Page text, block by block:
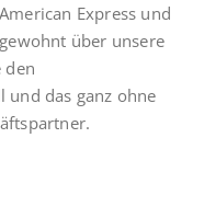
Express und
über unsere
den
und das ganz ohne